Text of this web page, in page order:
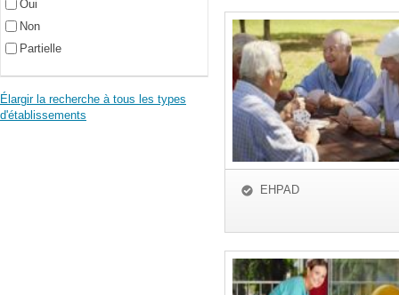
Oui
Non
Partielle
Élargir la recherche à tous les types
d'établissements
EHPAD